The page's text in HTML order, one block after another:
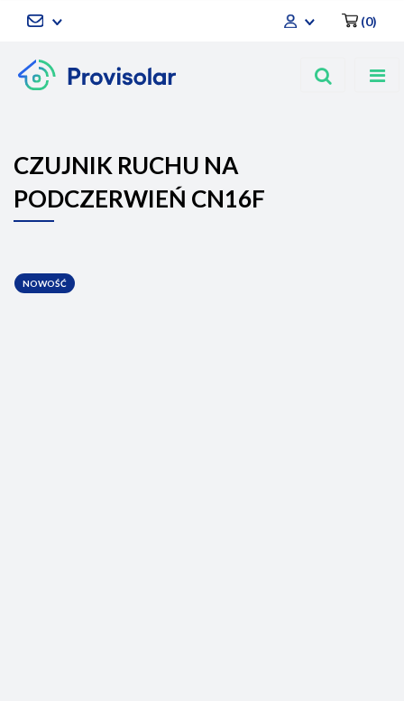
Zaloguj się
(0)
CZUJNIK RUCHU NA
PODCZERWIEŃ CN16F
NOWOŚĆ